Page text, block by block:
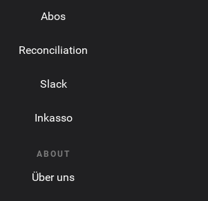
Abos
Reconciliation
Slack
Inkasso
ABOUT
Über uns